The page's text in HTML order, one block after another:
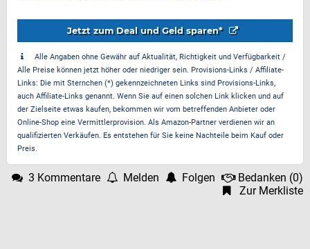
Jetzt zum Deal und Geld sparen*
Alle Angaben ohne Gewähr auf Aktualität, Richtigkeit und Verfügbarkeit /
Alle Preise können jetzt höher oder niedriger sein. Provisions-Links / Affiliate-
Links: Die mit Sternchen (*) gekennzeichneten Links sind Provisions-Links,
auch Affiliate-Links genannt. Wenn Sie auf einen solchen Link klicken und auf
der Zielseite etwas kaufen, bekommen wir vom betreffenden Anbieter oder
Online-Shop eine Vermittlerprovision. Als Amazon-Partner verdienen wir an
qualifizierten Verkäufen. Es entstehen für Sie keine Nachteile beim Kauf oder
Preis.
3 Kommentare Melden Folgen Bedanken (0)
Zur Merkliste